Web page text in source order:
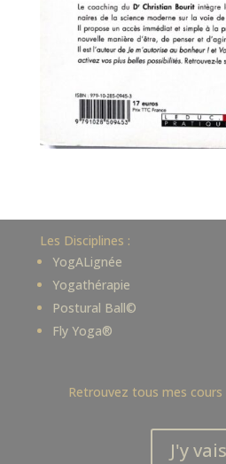
Les Disciplines :
YogALignée
Yogathérapie
Postural Ball©
Fly Yoga®
Retrouvez tous mes cours
J'y vais